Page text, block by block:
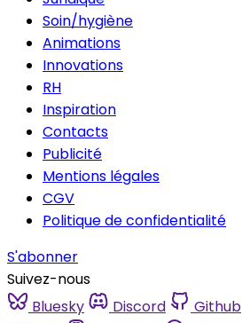
Soin/hygiène
Animations
Innovations
RH
Inspiration
Contacts
Publicité
Mentions légales
CGV
Politique de confidentialité
S'abonner
Suivez-nous
Bluesky
Discord Github